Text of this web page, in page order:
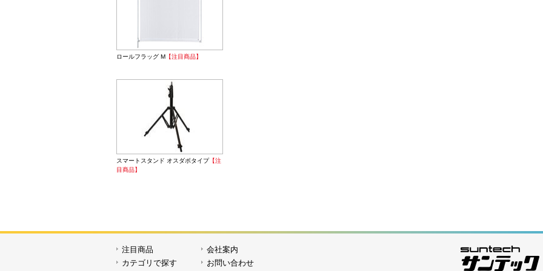
ロールフラッグ M 【注目商品】
スマートスタンド オスダボタイプ【注
目商品】
注目商品
カテゴリで探す
会社案内
お問い合わせ